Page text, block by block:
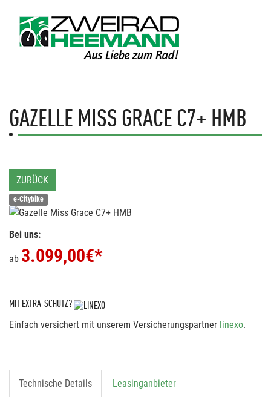
GAZELLE MISS GRACE C7+ HMB
ZURÜCK
e-Citybike
Bei uns:
ab 3.099,00€*
MIT EXTRA-SCHUTZ?
Einfach versichert mit unserem Versicherungspartner linexo.
Technische Details Leasinganbieter